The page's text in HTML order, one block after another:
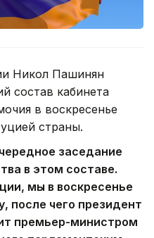
Никол Пашинян
состав кабинета
в воскресенье
страны.
заседание
в этом составе.
мы в воскресенье
после чего президент
премьер-министром